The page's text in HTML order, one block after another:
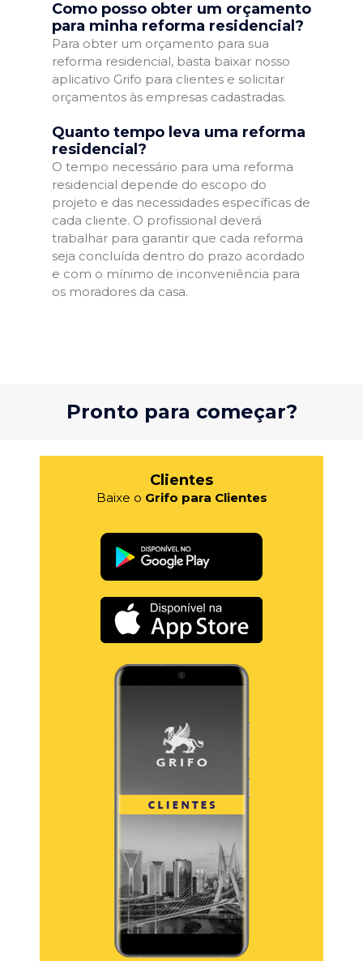
Como posso obter um orçamento
para minha reforma residencial?
Para obter um orçamento para sua
reforma residencial, basta baixar nosso
aplicativo Grifo para clientes e solicitar
orçamentos às empresas cadastradas.
Quanto tempo leva uma reforma
residencial?
O tempo necessário para uma reforma
residencial depende do escopo do
projeto e das necessidades específicas de
cada cliente. O profissional deverá
trabalhar para garantir que cada reforma
seja concluída dentro do prazo acordado
e com o mínimo de inconveniência para
os moradores da casa.
Pronto para começar?
Clientes
Baixe o Grifo para Clientes